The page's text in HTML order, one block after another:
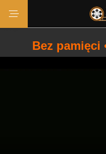
Bez pamięci